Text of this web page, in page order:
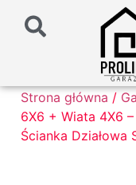
Strona główna /
6X6 + Wiata 4X6
Ścianka Działowa